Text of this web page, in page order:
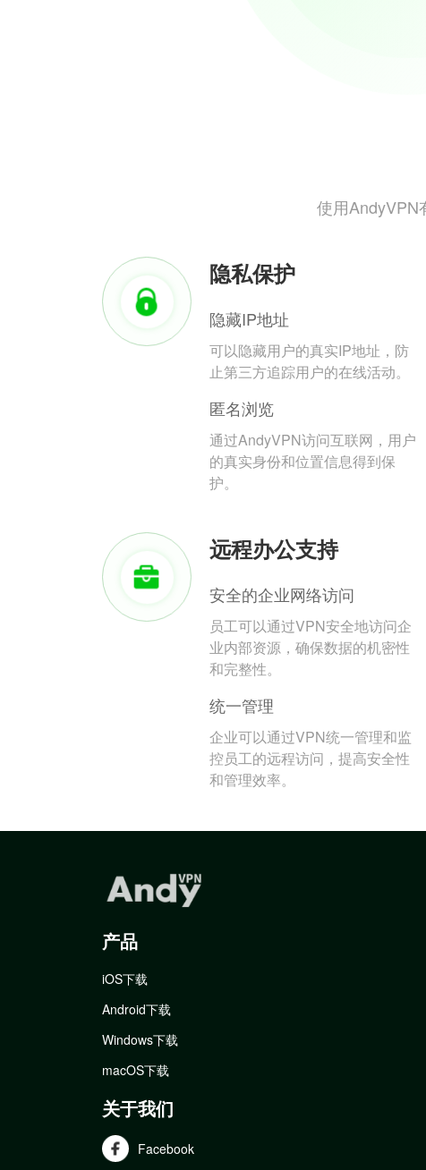
使用AndyVPN
隐私保护
隐藏IP地址
可以隐藏用户的真实IP地址，防
止第三方追踪用户的在线活动。
匿名浏览
通过AndyVPN访问互联网，用户
的真实身份和位置信息得到保
护。
远程办公支持
安全的企业网络访问
员工可以通过VPN安全地访问企
业内部资源，确保数据的机密性
和完整性。
统一管理
企业可以通过VPN统一管理和监
控员工的远程访问，提高安全性
和管理效率。
产品
iOS下载
Android下载
Windows下载
macOS下载
关于我们
Facebook